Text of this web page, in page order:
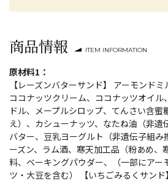
商品情報 ITEM INFORMATION
原材料1：
【レーズンバターサンド】 アーモンドミ
ココナッツクリーム、ココナッツオイル
ドル、メープルシロップ、てんさい含蜜
え）、カシューナッツ、なたね油（非遺
バター、豆乳ヨーグルト（非遺伝子組み
ーズン、ラム酒、寒天加工品（粉あめ、
料、ベーキングパウダー、（一部にアー
ツ・大豆を含む） 【いちごみるくサン